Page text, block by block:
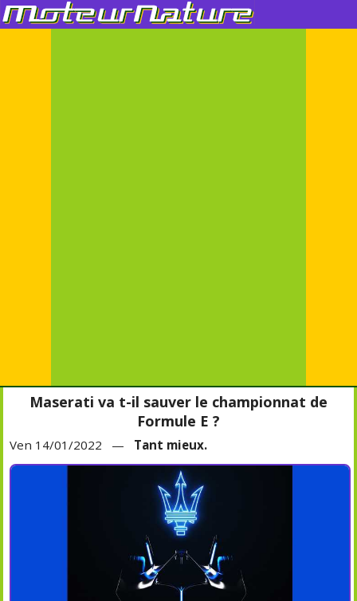
Maserati va t-il sauver le championnat de
Formule E ?
Ven 14/01/2022 — Tant mieux.